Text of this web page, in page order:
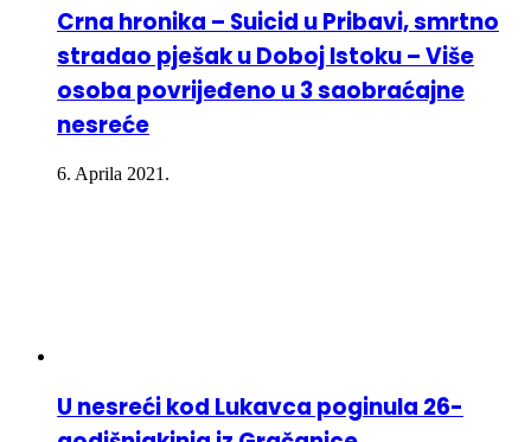
Crna hronika – Suicid u Pribavi, smrtno
stradao pješak u Doboj Istoku – Više
osoba povrijeđeno u 3 saobraćajne
nesreće
6. Aprila 2021.
U nesreći kod Lukavca poginula 26-